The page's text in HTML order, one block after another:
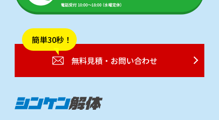
簡単30秒！
無料見積・お問い合わせ